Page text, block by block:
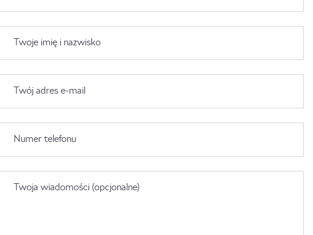
Twoje imię i nazwisko
Twój adres e-mail
Numer telefonu
Twoja wiadomości (opcjonalne)